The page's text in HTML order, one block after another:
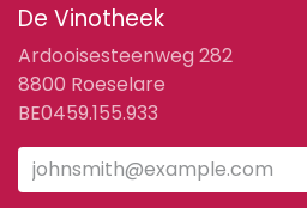
De Vinotheek
Ardooisesteenweg 282
8800 Roeselare
BE0459.155.933